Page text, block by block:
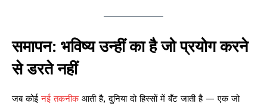
समापन: भविष्य उन्हीं का है जो प्रयोग करने
से डरते नहीं
जब कोईनई तकनीकआती है, दुनिया दो हिस्सों में बँट जाती है — एक जो